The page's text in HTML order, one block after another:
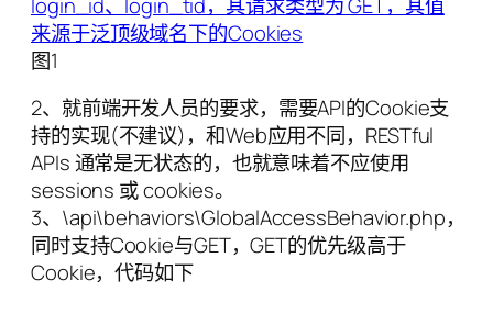
图1
2、就前端开发人员的要求，需要API的Cookie支
持的实现(不建议)，和Web应用不同，RESTful
APIs 通常是无状态的，也就意味着不应使用
sessions 或 cookies。
3、\api\behaviors\GlobalAccessBehavior.php，
同时支持Cookie与GET，GET的优先级高于
Cookie，代码如下